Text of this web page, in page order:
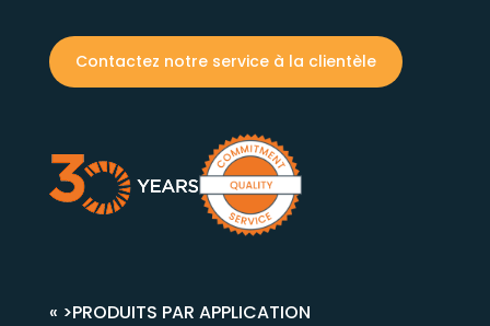
Contactez notre service à la clientèle
« >PRODUITS PAR APPLICATION